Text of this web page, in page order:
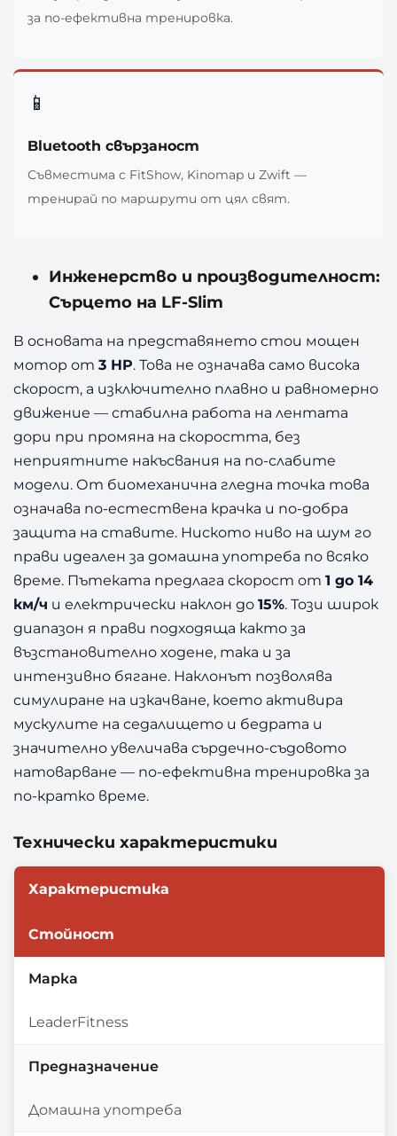
за по-ефективна тренировка.
📱
Bluetooth свързаност
Съвместима с FitShow, Kinomap и Zwift —
тренирай по маршрути от цял свят.
Инженерство и производителност:
Сърцето на LF-Slim
В основата на представянето стои мощен
мотор от3 HP. Това не означава само висока
скорост, а изключително плавно и равномерно
движение — стабилна работа на лентата
дори при промяна на скоростта, без
неприятните накъсвания на по-слабите
модели. От биомеханична гледна точка това
означава по-естествена крачка и по-добра
защита на ставите. Ниското ниво на шум го
прави идеален за домашна употреба по всяко
време. Пътеката предлага скорост от1 до 14
км/ч и електрически наклон до15%. Този широк
диапазон я прави подходяща както за
възстановително ходене, така и за
интензивно бягане. Наклонът позволява
симулиране на изкачване, което активира
мускулите на седалището и бедрата и
значително увеличава сърдечно-съдовото
натоварване — по-ефективна тренировка за
по-кратко време.
Технически характеристики
Характеристика
Стойност
Марка
LeaderFitness
Предназначение
Домашна употреба